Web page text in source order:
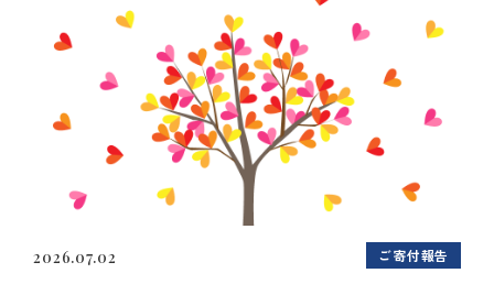
2026.07.02 ご寄付報告